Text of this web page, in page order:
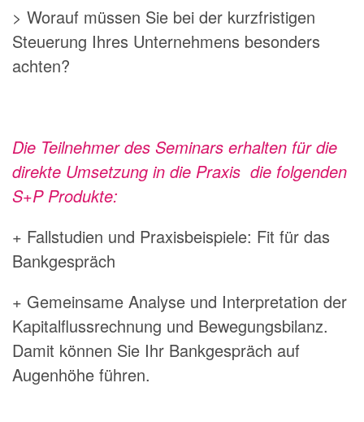
> Worauf müssen Sie bei der kurzfristigen
Steuerung Ihres Unternehmens besonders
achten?
Die Teilnehmer des Seminars erhalten für die
direkte Umsetzung in die Praxis die folgenden
S+P Produkte:
+ Fallstudien und Praxisbeispiele: Fit für das
Bankgespräch
+ Gemeinsame Analyse und Interpretation der
Kapitalflussrechnung und Bewegungsbilanz.
Damit können Sie Ihr Bankgespräch auf
Augenhöhe führen.